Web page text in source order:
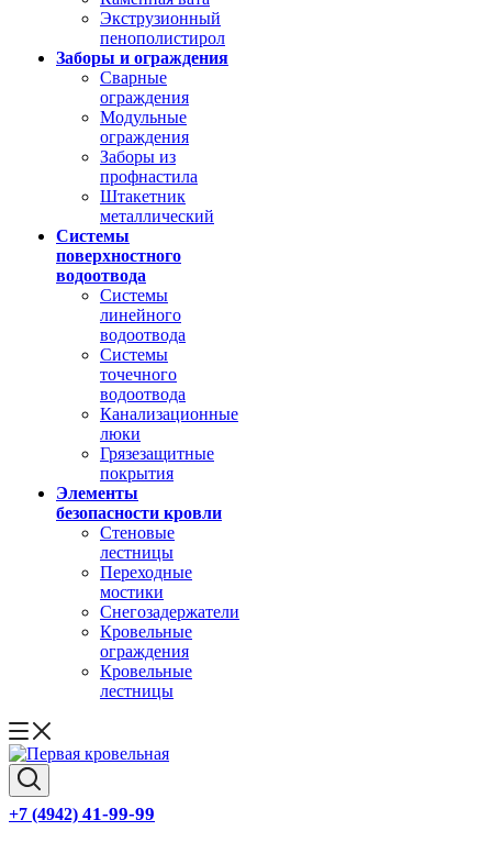
Экструзионный
пенополистирол
Заборы и ограждения
Сварные
ограждения
Модульные
ограждения
Заборы из
профнастила
Штакетник
металлический
Системы
поверхностного
водоотвода
Системы
линейного
водоотвода
Системы
точечного
водоотвода
Канализационные
люки
Грязезащитные
покрытия
Элементы
безопасности кровли
Стеновые
лестницы
Переходные
мостики
Снегозадержатели
Кровельные
ограждения
Кровельные
лестницы
+7 (4942) 41-99-99